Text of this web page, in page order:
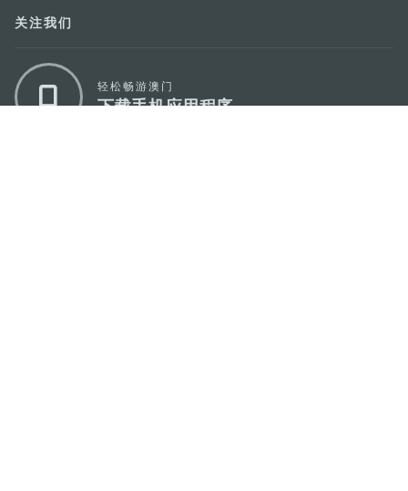
关注我们
轻松畅游澳门
下载手机应用程序